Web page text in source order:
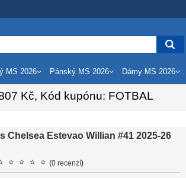
MS 2026 Pánský MS 2026 Dámy MS 2026
Kč, Kód kupónu: FOTBAL
Chelsea Estevao Willian #41 2025-26
(0 recenzí)